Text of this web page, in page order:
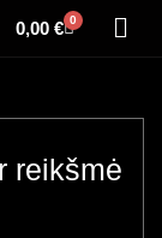
0,00 € 0
reikšmė